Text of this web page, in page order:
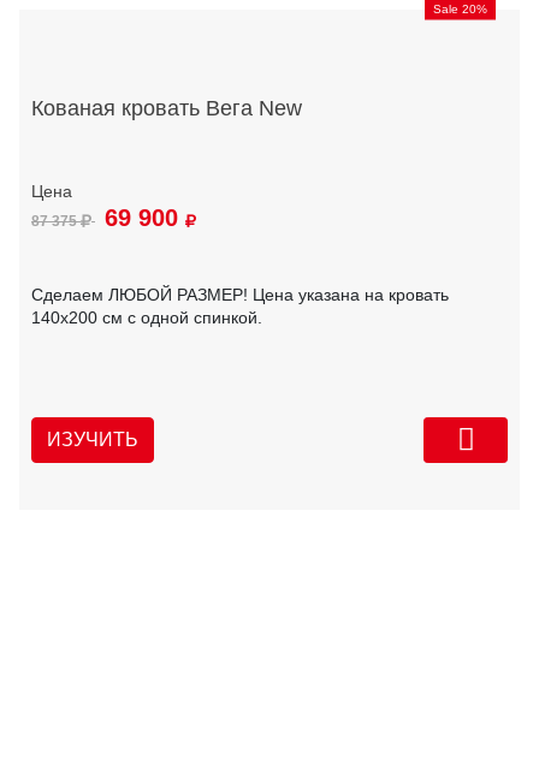
Sale 20%
Кованая кровать Вега New
87 375 69 900
Сделаем ЛЮБОЙ РАЗМЕР! Цена указана на кровать
140х200 см с одной спинкой.
ИЗУЧИТЬ